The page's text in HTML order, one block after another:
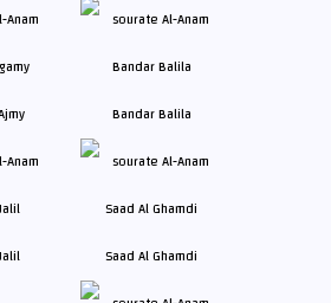
Bandar Balila
Saad Al Ghamdi